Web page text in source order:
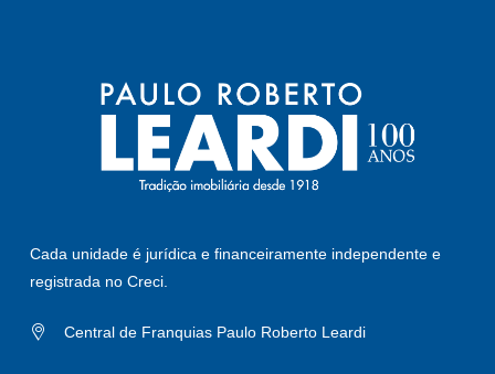
Cada unidade é jurídica e financeiramente independente e
registrada no Creci.
Central de Franquias Paulo Roberto Leardi